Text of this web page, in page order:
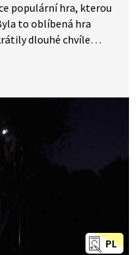
populární hra, kterou
to oblíbená hra
dlouhé chvíle
PL